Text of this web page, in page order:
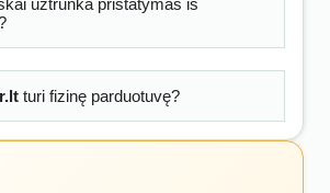
užtrunka pristatymas iš
turi fizinę parduotuvę?